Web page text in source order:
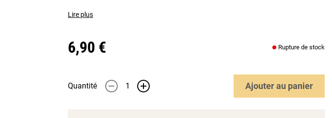
Lire plus
6,90 € Rupture de stock
Quantité - + Ajouterau panier